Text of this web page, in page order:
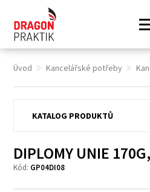
Úvod Kancelářské potřeby
KATALOG PRODUKTŮ
DIPLOMY UNIE
Kód: GP04DI08